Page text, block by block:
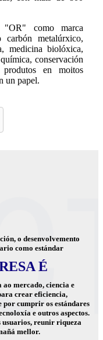
"OR" como marca
carbón metalúrxico,
medicina biolóxica,
conservación
en moitos
un papel.
o desenvolvemento
como estándar
É
mercado, ciencia e
crear eficiencia,
cumprir os estándares
e outros aspectos.
reunir riqueza
mellor.